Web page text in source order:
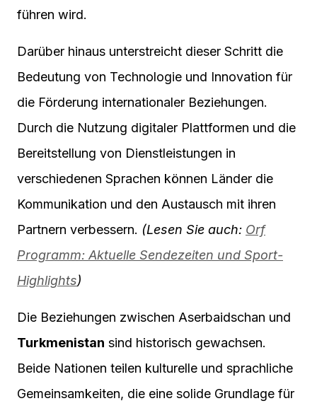
führen wird.
Darüber hinaus unterstreicht dieser Schritt die
Bedeutung von Technologie und Innovation für
die Förderung internationaler Beziehungen.
Durch die Nutzung digitaler Plattformen und die
Bereitstellung von Dienstleistungen in
verschiedenen Sprachen können Länder die
Kommunikation und den Austausch mit ihren
Partnern verbessern. (Lesen Sie auch: Orf
Programm: Aktuelle Sendezeiten und Sport-
Highlights)
Die Beziehungen zwischen Aserbaidschan und
Turkmenistan sind historisch gewachsen.
Beide Nationen teilen kulturelle und sprachliche
Gemeinsamkeiten, die eine solide Grundlage für